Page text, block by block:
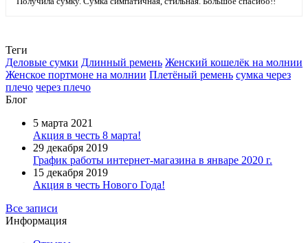
Теги
Деловые сумки Длинный ремень Женский кошелёк на молнии
Женское портмоне на молнии Плетёный ремень сумка через
плечо через плечо
Блог
5 марта 2021
Акция в честь 8 марта!
29 декабря 2019
График работы интернет-магазина в январе 2020 г.
15 декабря 2019
Акция в честь Нового Года!
Все записи
Информация